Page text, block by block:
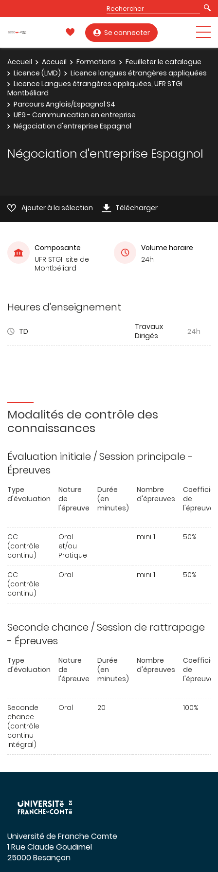
Se connecter
Accueil Accueil Formations
Feuilleter le catalogue
Licence (LMD)
Licence langues étrangères appliquées
Licence Langues étrangères appliquées, UFR STGI
Montbéliard
Parcours Anglais/Espagnol S4
UE9 - Communication en entreprise
Négociation d'entreprise Espagnol
Négociation d'entreprise Espagnol
Ajouter à la sélection Télécharger
Composante
UFR STGI, site de
Montbéliard
Volume horaire
24h
Heures d'enseignement
TD
Travaux
Dirigés
24h
Modalités de contrôle des
connaissances
Évaluation initiale / Session principale -
Épreuves
Type
d'évaluation
Nature
de
l'épreuve
Durée
(en
minutes)
Nombre
d'épreuves
de
l'épreuve
CC
(contrôle
continu)
Oral
et/ou
Pratique
mini 1 50%
CC
(contrôle
continu)
Oral mini 1 50%
Seconde chance / Session de rattrapage
- Épreuves
Type
d'évaluation
Nature
de
l'épreuve
Durée
(en
minutes)
Nombre
d'épreuves
de
l'épreuve
Seconde
chance
(contrôle
continu
intégral)
Oral 20 100%
Université de Franche Comte
1 Rue Claude Goudimel
25000 Besançon